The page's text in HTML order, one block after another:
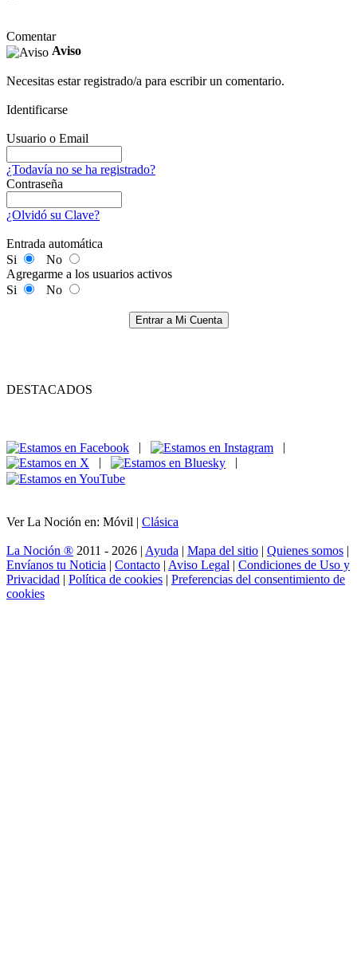
Comentar
Aviso
Necesitas estar registrado/a para escribir un comentario.
Identificarse
Usuario o Email
¿Todavía no se ha registrado?
Contraseña
¿Olvidó su Clave?
Entrada automática
Si
No
Agregarme a los usuarios activos
Si
No
Entrar a Mi Cuenta
DESTACADOS
|
|
|
|
Ver La Noción en: Móvil | Clásica
La Noción ® 2011 - 2026 | Ayuda | Mapa del sitio | Quienes somos |
Envíanos tu Noticia | Contacto | Aviso Legal | Condiciones de Uso y
Privacidad | Política de cookies | Preferencias del consentimiento de
cookies